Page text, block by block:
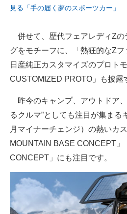
見る「手の届く夢のスポーツカー」
併せて、歴代フェアレディZの
グをモチーフに、「熱狂的なZ
日産純正カスタマイズのプロト
CUSTOMIZED PROTO」も披露
昨今のキャンプ、アウトドア
るクルマ”としても注目が集まる
月マイナーチェンジ）の熱いカ
MOUNTAIN BASE CONCEPT」
CONCEPT」にも注目です。